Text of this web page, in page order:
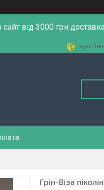
від 3000 грн
Грін-Віза